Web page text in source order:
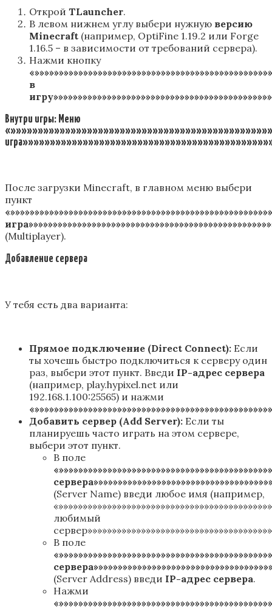
Открой TLauncher.
В левом нижнем углу выбери нужную версию
Minecraft (например, OptiFine 1.19.2 или Forge
1.16.5 – в зависимости от требований сервера).
Нажми кнопку
в
Внутри игры: Меню
После загрузки Minecraft, в главном меню выбери
пункт
(Multiplayer).
Добавление сервера
У тебя есть два варианта:
Прямое подключение (Direct Connect): Если
ты хочешь быстро подключиться к серверу один
раз, выбери этот пункт. Введи IP-адрес сервера
(например, play.hypixel.net или
192.168.1.100:25565) и нажми
Добавить сервер (Add Server): Если ты
планируешь часто играть на этом сервере,
выбери этот пункт.
В поле
(Server Name) введи любое имя (например,
любимый
В поле
(Server Address) введи IP-адрес сервера.
Нажми